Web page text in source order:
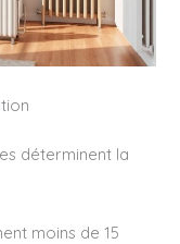
déterminent la
moins de 15